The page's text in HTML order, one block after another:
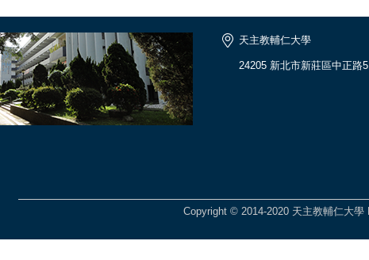
天主教輔仁大學
24205 新北市新莊區中正路
Copyright © 2014-2020 天主教輔仁大